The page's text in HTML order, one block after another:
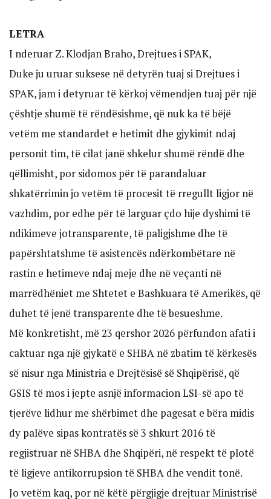
LETRA
I nderuar Z. Klodjan Braho, Drejtues i SPAK,
Duke ju uruar suksese në detyrën tuaj si Drejtues i
SPAK, jam i detyruar të kërkoj vëmendjen tuaj për një
çështje shumë të rëndësishme, që nuk ka të bëjë
vetëm me standardet e hetimit dhe gjykimit ndaj
personit tim, të cilat janë shkelur shumë rëndë dhe
qëllimisht, por sidomos për të parandaluar
shkatërrimin jo vetëm të procesit të rregullt ligjor në
vazhdim, por edhe për të larguar çdo hije dyshimi të
ndikimeve jotransparente, të paligjshme dhe të
papërshtatshme të asistencës ndërkombëtare në
rastin e hetimeve ndaj meje dhe në veçanti në
marrëdhëniet me Shtetet e Bashkuara të Amerikës, që
duhet të jenë transparente dhe të besueshme.
Më konkretisht, më 23 qershor 2026 përfundon afati i
caktuar nga një gjykatë e SHBA në zbatim të kërkesës
së nisur nga Ministria e Drejtësisë së Shqipërisë, që
GSIS të mos i jepte asnjë informacion LSI-së apo të
tjerëve lidhur me shërbimet dhe pagesat e bëra midis
dy palëve sipas kontratës së 3 shkurt 2016 të
regjistruar në SHBA dhe Shqipëri, në respekt të plotë
të ligjeve antikorrupsion të SHBA dhe vendit tonë.
Jo vetëm kaq, por në këtë përgjigje drejtuar Ministrisë